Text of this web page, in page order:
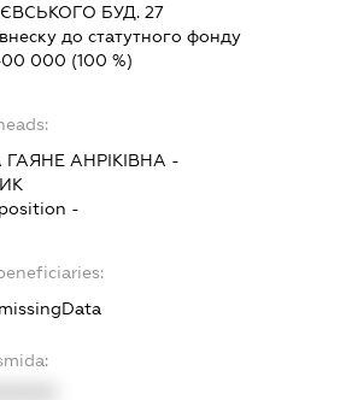
БУД. 27
до статутного фонду
000 (100 %)
ГАЯНЕ АНРІКІВНА -
-